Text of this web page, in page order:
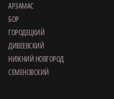
АРЗАМАС
БОР
ГОРОДЕЦКИЙ
ДИВЕЕВСКИЙ
НИЖНИЙ НОВГОРОД
СЕМЕНОВСКИЙ